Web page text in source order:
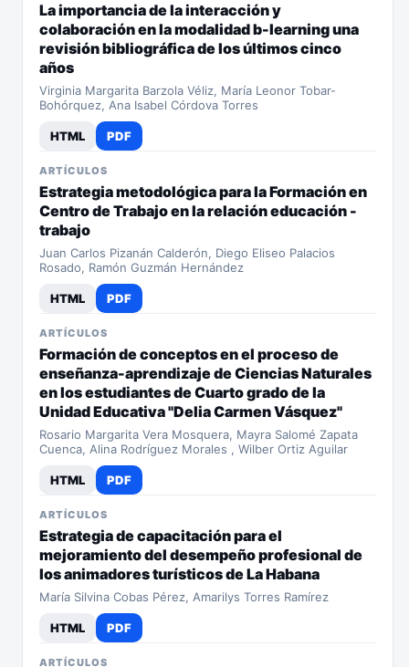
La importancia de la interacción y
colaboración en la modalidad b-learning una
revisión bibliográfica de los últimos cinco
años
Virginia Margarita Barzola Véliz, María Leonor Tobar-
Bohórquez, Ana Isabel Córdova Torres
HTML PDF
ARTÍCULOS
Estrategia metodológica para la Formación en
Centro de Trabajo en la relación educación -
trabajo
Juan Carlos Pizanán Calderón, Diego Eliseo Palacios
Rosado, Ramón Guzmán Hernández
HTML PDF
ARTÍCULOS
Formación de conceptos en el proceso de
enseñanza-aprendizaje de Ciencias Naturales
en los estudiantes de Cuarto grado de la
Unidad Educativa "Delia Carmen Vásquez"
Rosario Margarita Vera Mosquera, Mayra Salomé Zapata
Cuenca, Alina Rodríguez Morales , Wilber Ortiz Aguilar
HTML PDF
ARTÍCULOS
Estrategia de capacitación para el
mejoramiento del desempeño profesional de
los animadores turísticos de La Habana
María Silvina Cobas Pérez, Amarilys Torres Ramírez
HTML PDF
ARTÍCULOS